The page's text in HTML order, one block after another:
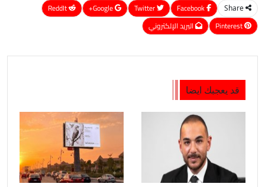
Share
Google+
ReddIt
Pinterest
البريد الإلكتروني
قد يعجبك ايضا